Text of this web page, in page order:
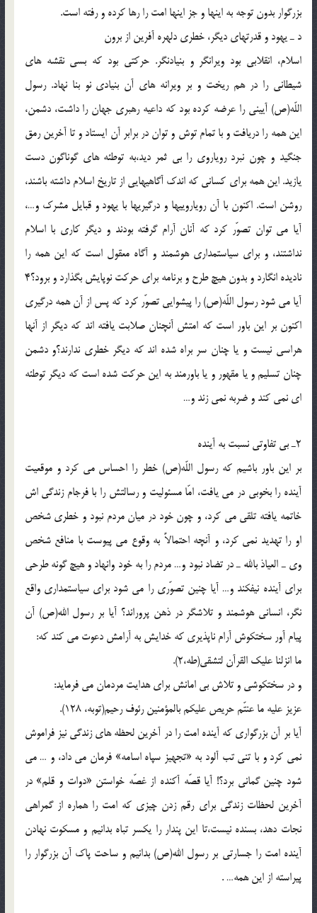
بزرگوار بدون توجه به اينها و جز اينها امت را رها كرده و رفته است.
د ـ يهود و قدرتهاى ديگر، خطرى دلهره آفرين از برون
اسلام، انقلابى بود ويرانگر و بنيادنگر. حركتى بود كه بسى نقشه هاى
شيطانى را در هم ريخت و بر ويرانه هاى آن بنيادى نو بنا نهاد. رسول
اللّه(ص) آيينى را عرضه كرده بود كه داعيه رهبرى جهان را داشت، دشمن،
اين همه را دريافت و با تمام توش و توان در برابر آن ايستاد و تا آخرين رمق
جنگيد و چون نبرد روياروى را بى ثمر ديد،به توطئه هاى گوناگون دست
يازيد. اين همه براى كسانى كه اندك آگاهيهايى از تاريخ اسلام داشته باشند،
روشن است. اكنون با آن روياروييها و درگيريها با يهود و قبايل مشرك و…،
آيا مى توان تصوّر كرد كه آنان آرام گرفته بودند و ديگر كارى با اسلام
نداشتند، و براى سياستمدارى هوشمند و آگاه معقول است كه اين همه را
ناديده انگارد و بدون هيچ طرح و برنامه براى حركت نوپايش بگذارد و برود؟4
آيا مى شود رسول اللّه(ص) را پيشوايى تصوّر كرد كه پس از آن همه درگيرى
اكنون بر اين باور است كه امتش آنچنان صلابت يافته اند كه ديگر از آنها
هراسى نيست و يا چنان سر براه شده اند كه ديگر خطرى ندارند؟و دشمن
چنان تسليم و يا مقهور و يا باورمند به اين حركت شده است كه ديگر توطئه
اى نمى كند و ضربه نمى زند و…
2ـ بى تفاوتى نسبت به آينده
بر اين باور باشيم كه رسول اللّه(ص) خطر را احساس مى كرد و موقعيت
آينده را بخوبى در مى يافت، امّا مسئوليت و رسالتش را با فرجام زندگى اش
خاتمه يافته تلقى مى كرد، و چون خود در ميان مردم نبود و خطرى شخص
او را تهديد نمى كرد، و آنچه احتمالاً به وقوع مى پيوست با منافع شخص
وى ـ العياذ بالله ـ در تضاد نبود و… مردم را به خود وانهاد و هيچ گونه طرحى
براى آينده نيفكند و… آيا چنين تصوّرى را مى شود براى سياستمدارى واقع
نگر، انسانى هوشمند و تلاشگر در ذهن پروراند؟ آيا بر رسول الله(ص) آن
پيام آور سختكوش آرام ناپذيرى كه خدايش به آرامش دعوت مى كند كه:
ما انزلنا عليك القرآن لتشقى(طه،2).
و در سختكوشى و تلاش بى امانش براى هدايت مردمان مى فرمايد:
عزيز عليه ما عنتّم حريص عليكم بالمؤمنين رئوف رحيم(توبه، 128).
آيا بر آن بزرگوارى كه آينده امت را در آخرين لحظه هاى زندگى نيز فراموش
نمى كرد و با تنى تب آلود به «تجهيز سپاه اسامه» فرمان مى داد، و … مى
شود چنين گمانى برد؟! آيا قصّه آكنده از غصّه خواستن «دوات و قلم» در
آخرين لحظات زندگى براى رقم زدن چيزى كه امت را هماره از گمراهى
نجات دهد، بسنده نيست،تا اين پندار را يكسر تباه بدانيم و مسكوت نهادن
آينده امت را جسارتى بر رسول الله(ص) بدانيم و ساحت پاك آن بزرگوار را
پيراسته از اين همه… .